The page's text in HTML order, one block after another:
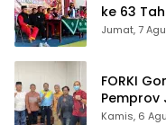
ke 63
Jumat, 7
FORKI
Pemprov
Kamis, 6